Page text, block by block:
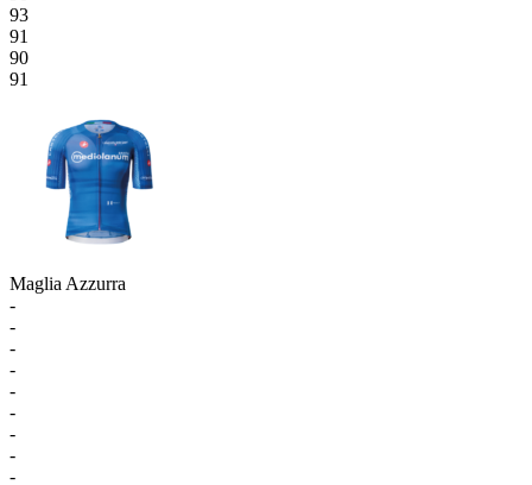
93
91
90
91
Maglia Azzurra
-
-
-
-
-
-
-
-
-